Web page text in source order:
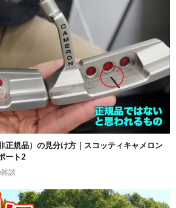
正規品）の見分け方｜スコッティキャメロン
ート2
談